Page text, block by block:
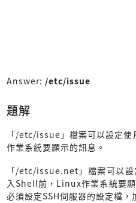
Answer: /etc/issue
題解
「/etc/issue」檔案可以設定
作業系統要顯示的訊息。
「/etc/issue.net」檔案可以
入Shell前，Linux作業系統要
必須設定SSH伺服器的設定檔，